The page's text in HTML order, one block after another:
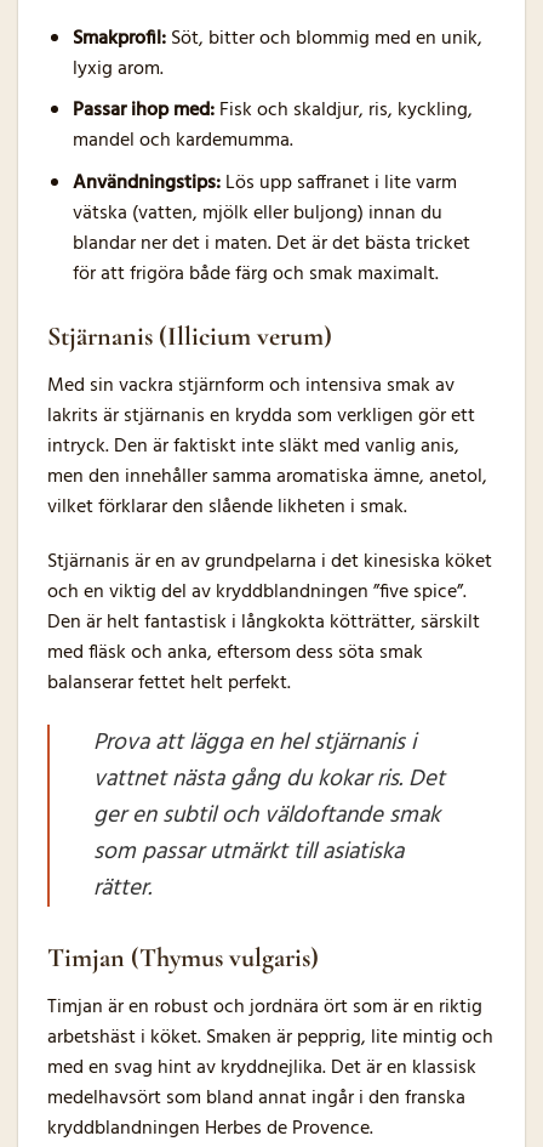
Smakprofil:Söt, bitter och blommig med en unik,
lyxig arom.
Passar ihop med:Fisk och skaldjur, ris, kyckling,
mandel och kardemumma.
Användningstips:Lös upp saffranet i lite varm
vätska (vatten, mjölk eller buljong) innan du
blandar ner det i maten. Det är det bästa tricket
för att frigöra både färg och smak maximalt.
Stjärnanis (Illicium verum)
Med sin vackra stjärnform och intensiva smak av
lakrits är stjärnanis en krydda som verkligen gör ett
intryck. Den är faktiskt inte släkt med vanlig anis,
men den innehåller samma aromatiska ämne, anetol,
vilket förklarar den slående likheten i smak.
Stjärnanis är en av grundpelarna i det kinesiska köket
och en viktig del av kryddblandningen ”five spice”.
Den är helt fantastisk i långkokta kötträtter, särskilt
med fläsk och anka, eftersom dess söta smak
balanserar fettet helt perfekt.
Prova att lägga en hel stjärnanis i
vattnet nästa gång du kokar ris. Det
ger en subtil och väldoftande smak
som passar utmärkt till asiatiska
rätter.
Timjan (Thymus vulgaris)
Timjan är en robust och jordnära ört som är en riktig
arbetshäst i köket. Smaken är pepprig, lite mintig och
med en svag hint av kryddnejlika. Det är en klassisk
medelhavsört som bland annat ingår i den franska
kryddblandningen Herbes de Provence.